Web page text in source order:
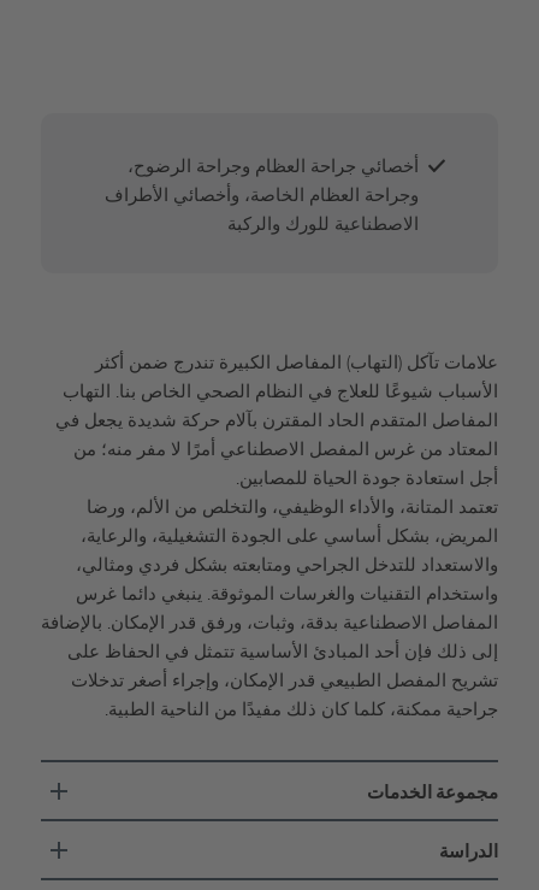
أخصائي جراحة العظام وجراحة الرضوح،
وجراحة العظام الخاصة، وأخصائي الأطراف
الاصطناعية للورك والركبة
علامات تآكل (التهاب) المفاصل الكبيرة تندرج ضمن أكثر
الأسباب شيوعًا للعلاج في النظام الصحي الخاص بنا. التهاب
المفاصل المتقدم الحاد المقترن بآلام حركة شديدة يجعل في
المعتاد من غرس المفصل الاصطناعي أمرًا لا مفر منه؛ من
أجل استعادة جودة الحياة للمصابين.
تعتمد المتانة، والأداء الوظيفي، والتخلص من الألم، ورضا
المريض، بشكل أساسي على الجودة التشغيلية، والرعاية،
والاستعداد للتدخل الجراحي ومتابعته بشكل فردي ومثالي،
واستخدام التقنيات والغرسات الموثوقة. ينبغي دائما غرس
المفاصل الاصطناعية بدقة، وثبات، ورفق قدر الإمكان. بالإضافة
إلى ذلك فإن أحد المبادئ الأساسية تتمثل في الحفاظ على
تشريح المفصل الطبيعي قدر الإمكان، وإجراء أصغر تدخلات
جراحية ممكنة، كلما كان ذلك مفيدًا من الناحية الطبية.
مجموعة الخدمات
الدراسة